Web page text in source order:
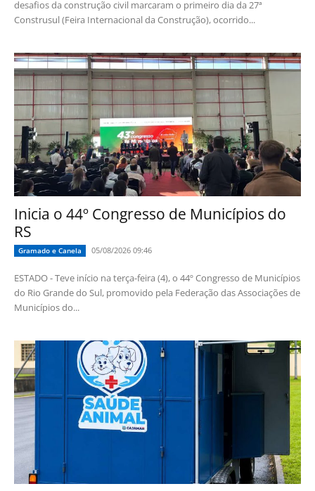
desafios da construção civil marcaram o primeiro dia da 27ª
Construsul (Feira Internacional da Construção), ocorrido...
Inicia o 44º Congresso de Municípios do
RS
Gramado e Canela 05/08/2026 09:46
ESTADO - Teve início na terça-feira (4), o 44º Congresso de Municípios
do Rio Grande do Sul, promovido pela Federação das Associações de
Municípios do...